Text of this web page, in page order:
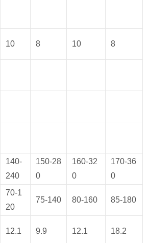
10 8 10 8
140-
240
150-28
0
160-32
0
170-36
0
70-1
20
75-140 80-160 85-180
12.1 9.9 12.1 18.2